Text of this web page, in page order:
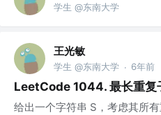
学生 @东南大学
王光敏
学生 @东南大学 · 6年前
LeetCode 1044. 最长重复
给出一个字符串 S，考虑其所